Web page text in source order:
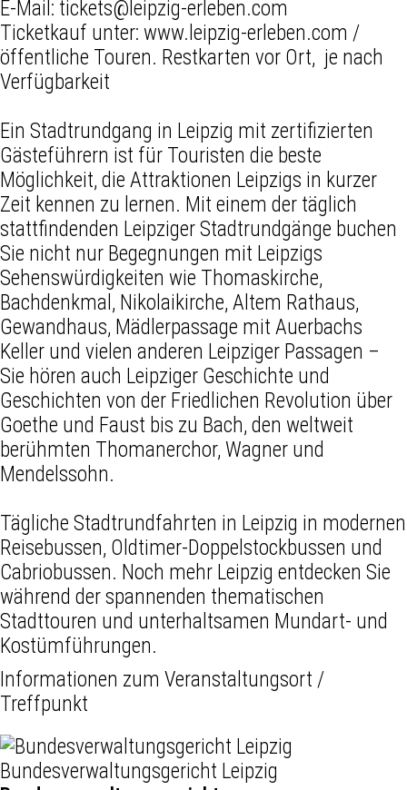
E-Mail: tickets@leipzig-erleben.com
Ticketkauf unter: www.leipzig-erleben.com /
öffentliche Touren. Restkarten vor Ort, je nach
Verfügbarkeit
Ein Stadtrundgang in Leipzig mit zertifizierten
Gästeführern ist für Touristen die beste
Möglichkeit, die Attraktionen Leipzigs in kurzer
Zeit kennen zu lernen. Mit einem der täglich
stattfindenden Leipziger Stadtrundgänge buchen
Sie nicht nur Begegnungen mit Leipzigs
Sehenswürdigkeiten wie Thomaskirche,
Bachdenkmal, Nikolaikirche, Altem Rathaus,
Gewandhaus, Mädlerpassage mit Auerbachs
Keller und vielen anderen Leipziger Passagen –
Sie hören auch Leipziger Geschichte und
Geschichten von der Friedlichen Revolution über
Goethe und Faust bis zu Bach, den weltweit
berühmten Thomanerchor, Wagner und
Mendelssohn.
Tägliche Stadtrundfahrten in Leipzig in modernen
Reisebussen, Oldtimer-Doppelstockbussen und
Cabriobussen. Noch mehr Leipzig entdecken Sie
während der spannenden thematischen
Stadttouren und unterhaltsamen Mundart- und
Kostümführungen.
Informationen zum Veranstaltungsort /
Treffpunkt
Bundesverwaltungsgericht Leipzig